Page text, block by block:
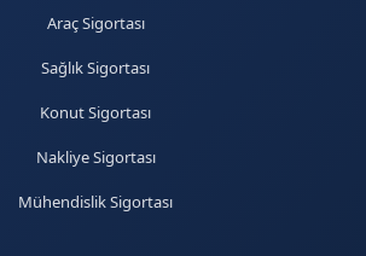
Araç Sigortası
Sağlık Sigortası
Konut Sigortası
Nakliye Sigortası
Mühendislik Sigortası